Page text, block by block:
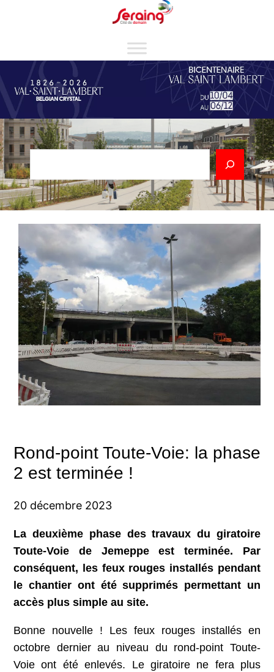
Rechercher
Rond-point Toute-Voie: la phase
2 est terminée !
20 décembre 2023
La deuxième phase des travaux du giratoire
Toute-Voie de Jemeppe est terminée. Par
conséquent, les feux rouges installés pendant
le chantier ont été supprimés permettant un
accès plus simple au site.
Bonne nouvelle ! Les feux rouges installés en
octobre dernier au niveau du rond-point Toute-
Voie ont été enlevés. Le giratoire ne fera plus
Cookies management panel